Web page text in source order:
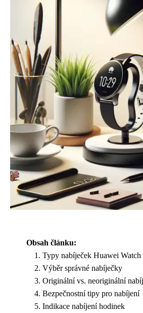
Obsah článku:
Typy nabíječek Huawei Watch
Výběr správné nabíječky
Originální vs. neoriginální
Bezpečnostní tipy pro nabíjení
Indikace nabíjení hodinek